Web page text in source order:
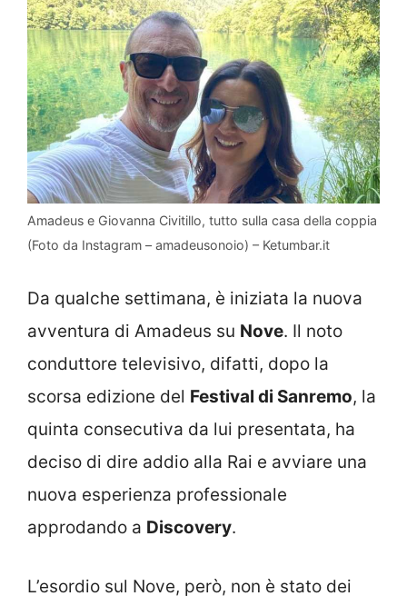
Amadeus e Giovanna Civitillo, tutto sulla casa della coppia
(Foto da Instagram – amadeusonoio) – Ketumbar.it
Da qualche settimana, è iniziata la nuova
avventura di Amadeus su Nove. Il noto
conduttore televisivo, difatti, dopo la
scorsa edizione del Festival di Sanremo, la
quinta consecutiva da lui presentata, ha
deciso di dire addio alla Rai e avviare una
nuova esperienza professionale
approdando a Discovery.
L’esordio sul Nove, però, non è stato dei